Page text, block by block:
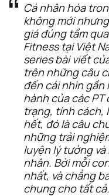
Cá nhân hóa
không mới
giá đúng tầm
Fitness tại Việt
series bài viết
trên những câu
đến cái nhìn gần
hành của các
trạng, tính cách,
hết, đó là câu
những trải
luyện lý tưởng
nhân. Bởi mỗi
nhất, và chẳng
chung cho tất cả.